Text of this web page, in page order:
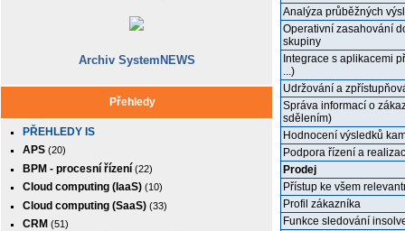
Archiv SystemNEWS
Přehledy
PŘEHLEDY IS
APS (20)
BPM - procesní řízení (22)
Cloud computing (IaaS) (10)
Cloud computing (SaaS) (33)
CRM (51)
Analýza průběžných
Operativní zasahování
skupiny
Integrace s aplikacemi
...)
Udržování a
Správa informací o
sdělením)
Hodnocení výsledků
Podpora řízení a
Prodej
Přístup ke všem
Profil zákazníka
Funkce sledování